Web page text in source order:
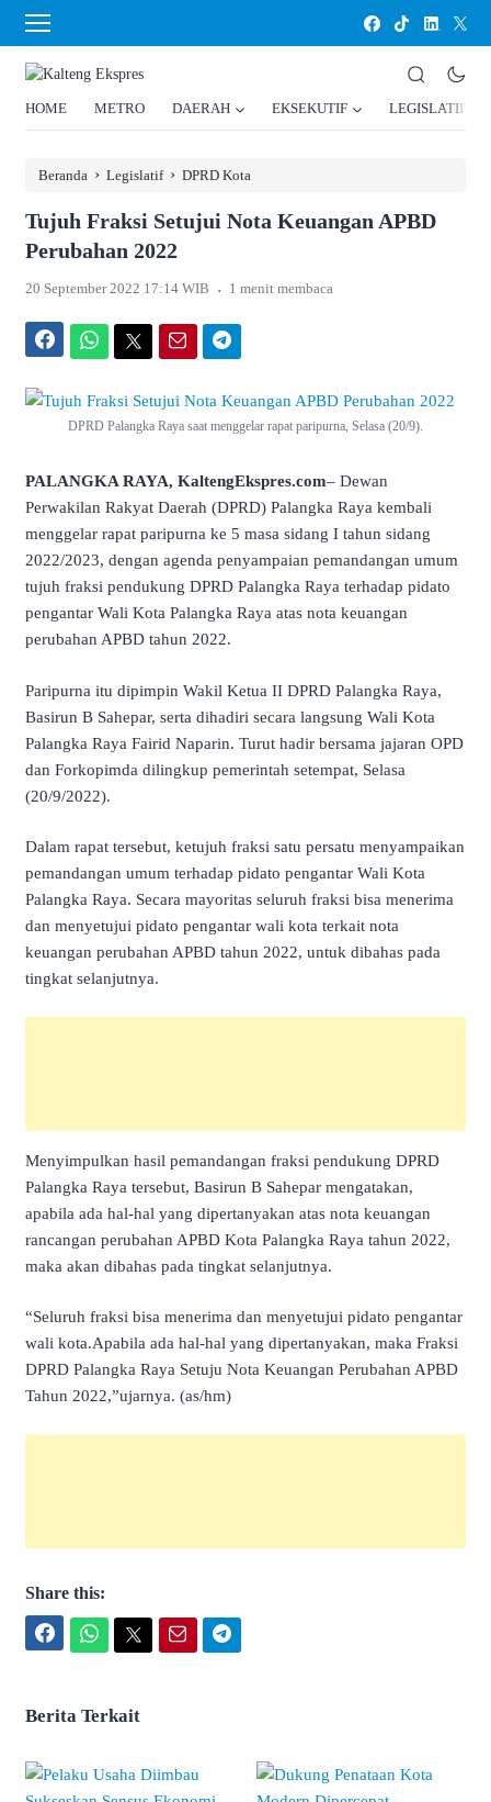
HOME METRO DAERAH EKSEKUTIF LEGISLATIF
Beranda › Legislatif › DPRD Kota
Tujuh Fraksi Setujui Nota Keuangan APBD
Perubahan 2022
20 September 2022 17:14 WIB . 1 menit membaca
DPRD Palangka Raya saat menggelar rapat paripurna, Selasa (20/9).
PALANGKA RAYA, KaltengEkspres.com– Dewan
Perwakilan Rakyat Daerah (DPRD) Palangka Raya kembali
menggelar rapat paripurna ke 5 masa sidang I tahun sidang
2022/2023, dengan agenda penyampaian pemandangan umum
tujuh fraksi pendukung DPRD Palangka Raya terhadap pidato
pengantar Wali Kota Palangka Raya atas nota keuangan
perubahan APBD tahun 2022.
Paripurna itu dipimpin Wakil Ketua II DPRD Palangka Raya,
Basirun B Sahepar, serta dihadiri secara langsung Wali Kota
Palangka Raya Fairid Naparin. Turut hadir bersama jajaran OPD
dan Forkopimda dilingkup pemerintah setempat, Selasa
(20/9/2022).
Dalam rapat tersebut, ketujuh fraksi satu persatu menyampaikan
pemandangan umum terhadap pidato pengantar Wali Kota
Palangka Raya. Secara mayoritas seluruh fraksi bisa menerima
dan menyetujui pidato pengantar wali kota terkait nota
keuangan perubahan APBD tahun 2022, untuk dibahas pada
tingkat selanjutnya.
Menyimpulkan hasil pemandangan fraksi pendukung DPRD
Palangka Raya tersebut, Basirun B Sahepar mengatakan,
apabila ada hal-hal yang dipertanyakan atas nota keuangan
rancangan perubahan APBD Kota Palangka Raya tahun 2022,
maka akan dibahas pada tingkat selanjutnya.
“Seluruh fraksi bisa menerima dan menyetujui pidato pengantar
wali kota.Apabila ada hal-hal yang dipertanyakan, maka Fraksi
DPRD Palangka Raya Setuju Nota Keuangan Perubahan APBD
Tahun 2022,”ujarnya. (as/hm)
Share this:
Berita Terkait